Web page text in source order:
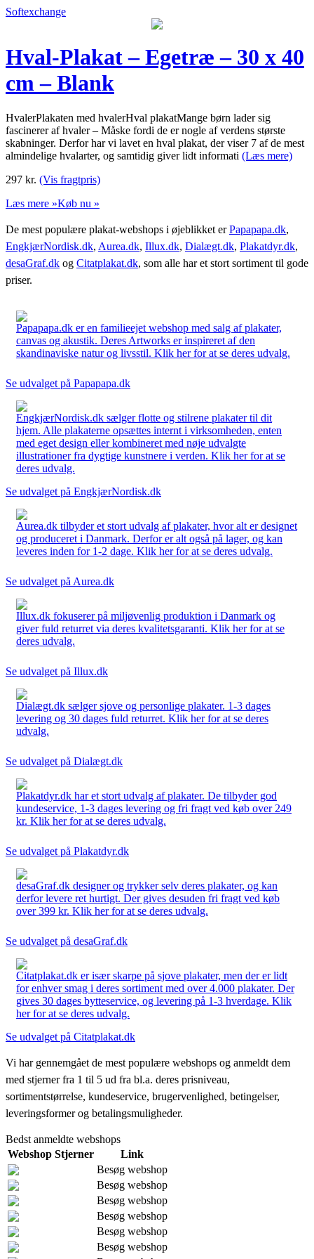
Softexchange
Hval-Plakat – Egetræ – 30 x 40
cm – Blank
HvalerPlakaten med hvalerHval plakatMange børn lader sig
fascinerer af hvaler – Måske fordi de er nogle af verdens største
skabninger. Derfor har vi lavet en hval plakat, der viser 7 af de mest
almindelige hvalarter, og samtidig giver lidt informati (Læs mere)
297 kr. (Vis fragtpris)
Læs mere »Køb nu »
De mest populære plakat-webshops i øjeblikket erPapapapa.dk,
EngkjærNordisk.dk, Aurea.dk, Illux.dk, Dialægt.dk, Plakatdyr.dk,
desaGraf.dk og Citatplakat.dk, som alle har et stort sortiment til gode
priser.
Papapapa.dk er en familieejet webshop med salg af plakater,
canvas og akustik. Deres Artworks er inspireret af den
skandinaviske natur og livsstil. Klik her for at se deres udvalg.
Se udvalget på Papapapa.dk
EngkjærNordisk.dk sælger flotte og stilrene plakater til dit
hjem. Alle plakaterne opsættes internt i virksomheden, enten
med eget design eller kombineret med nøje udvalgte
illustrationer fra dygtige kunstnere i verden. Klik her for at se
deres udvalg.
Se udvalget på EngkjærNordisk.dk
Aurea.dk tilbyder et stort udvalg af plakater, hvor alt er designet
og produceret i Danmark. Derfor er alt også på lager, og kan
leveres inden for 1-2 dage. Klik her for at se deres udvalg.
Se udvalget på Aurea.dk
Illux.dk fokuserer på miljøvenlig produktion i Danmark og
giver fuld returret via deres kvalitetsgaranti. Klik her for at se
deres udvalg.
Se udvalget på Illux.dk
Dialægt.dk sælger sjove og personlige plakater. 1-3 dages
levering og 30 dages fuld returret. Klik her for at se deres
udvalg.
Se udvalget på Dialægt.dk
Plakatdyr.dk har et stort udvalg af plakater. De tilbyder god
kundeservice, 1-3 dages levering og fri fragt ved køb over 249
kr. Klik her for at se deres udvalg.
Se udvalget på Plakatdyr.dk
desaGraf.dk designer og trykker selv deres plakater, og kan
derfor levere ret hurtigt. Der gives desuden fri fragt ved køb
over 399 kr. Klik her for at se deres udvalg.
Se udvalget på desaGraf.dk
Citatplakat.dk er især skarpe på sjove plakater, men der er lidt
for enhver smag i deres sortiment med over 4.000 plakater. Der
gives 30 dages bytteservice, og levering på 1-3 hverdage. Klik
her for at se deres udvalg.
Se udvalget på Citatplakat.dk
Vi har gennemgået de mest populære webshops og anmeldt dem
med stjerner fra 1 til 5 ud fra bl.a. deres prisniveau,
sortimentstørrelse, kundeservice, brugervenlighed, betingelser,
leveringsformer og betalingsmuligheder.
Bedst anmeldte webshops
Webshop Stjerner
Link
Besøg webshop
Besøg webshop
Besøg webshop
Besøg webshop
Besøg webshop
Besøg webshop